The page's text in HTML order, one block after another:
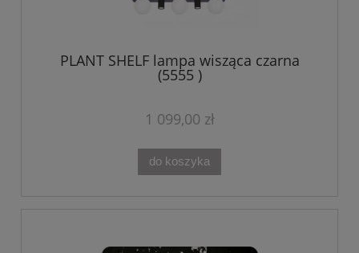
PLANT SHELF lampa wisząca czarna
(5555 )
1 099,00 zł
do koszyka